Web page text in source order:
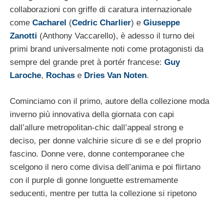
collaborazioni con griffe di caratura internazionale
come Cacharel (Cedric Charlier) e Giuseppe
Zanotti (Anthony Vaccarello), è adesso il turno dei
primi brand universalmente noti come protagonisti da
sempre del grande pret à portér francese: Guy
Laroche, Rochas e Dries Van Noten.
Cominciamo con il primo, autore della collezione moda
inverno più innovativa della giornata con capi
dall’allure metropolitan-chic dall’appeal strong e
deciso, per donne valchirie sicure di se e del proprio
fascino. Donne vere, donne contemporanee che
scelgono il nero come divisa dell’anima e poi flirtano
con il purple di gonne longuette estremamente
seducenti, mentre per tutta la collezione si ripetono